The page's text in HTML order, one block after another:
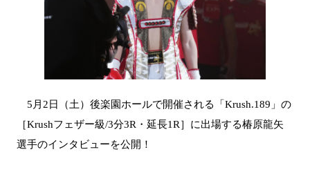
5月2日（土）後楽園ホールで開催される「Krush.189」の
［Krushフェザー級/3分3R・延長1R］に出場する椿原龍矢
選手のインタビューを公開！